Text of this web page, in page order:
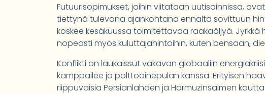
Futuurisopimukset, joihin viitataan uutisoinnissa,
tiettynä tulevana ajankohtana ennalta sovittuun
koskee kesäkuussa toimitettavaa raakaöljyä.
nopeasti myös kuluttajahintoihin, kuten bensaan,
Konflikti on laukaissut vakavan globaaliin
kamppailee jo polttoainepulan kanssa. Erityisen
riippuvaisia Persianlahden ja Hormuzinsalmen